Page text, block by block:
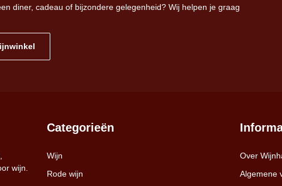
diner, cadeau of bijzondere gelegenheid? Wij helpen je graag
wijn.
Categorieën
Wijn
Rode wijn
Over
Algemene